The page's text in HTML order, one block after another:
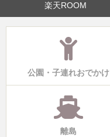
楽天ROOM
公園・子連れおでかけ
離島